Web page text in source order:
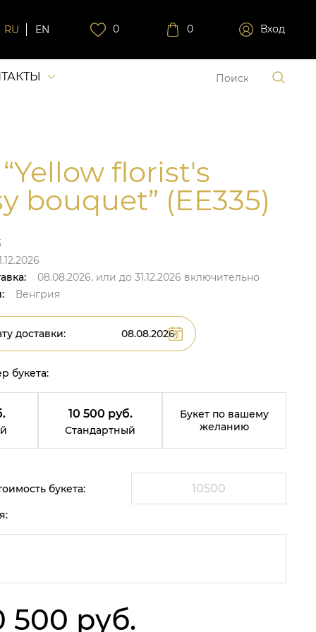
RU EN 0 0 Вход
florist's
bouquet” (EE335)
08.08.2026, или до 31.12.2026 включительно
Венгрия
доставки:
букета:
10 500 руб.
Стандартный
Букет по вашему
желанию
букета:
500 руб.